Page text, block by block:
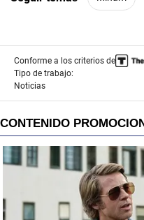
Conforme a los criterios de
Tipo de trabajo:
Noticias